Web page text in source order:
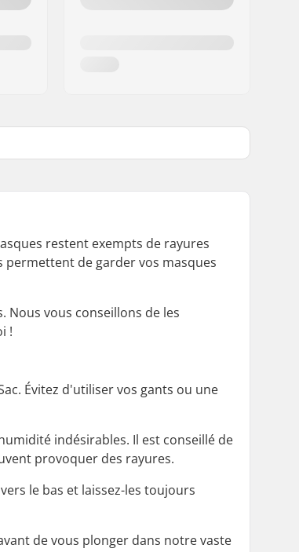
restent exempts de rayures
permettent de garder vos masques
vous conseillons de les
!
Évitez d'utiliser vos gants ou une
indésirables. Il est conseillé de
provoquer des rayures.
le bas et laissez-les toujours
de vous plonger dans notre vaste